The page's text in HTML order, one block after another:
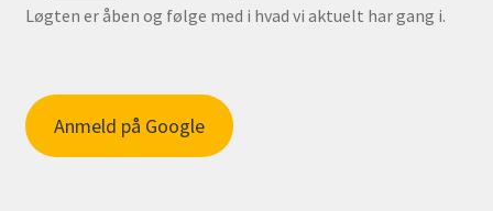
Løgten er åben og følge med i hvad vi aktuelt har gang i.
Anmeld på Google